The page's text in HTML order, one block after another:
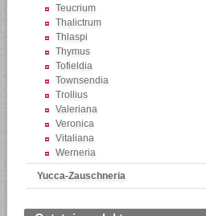
Teucrium
Thalictrum
Thlaspi
Thymus
Tofieldia
Townsendia
Trollius
Valeriana
Veronica
Vitaliana
Werneria
Yucca-Zauschneria